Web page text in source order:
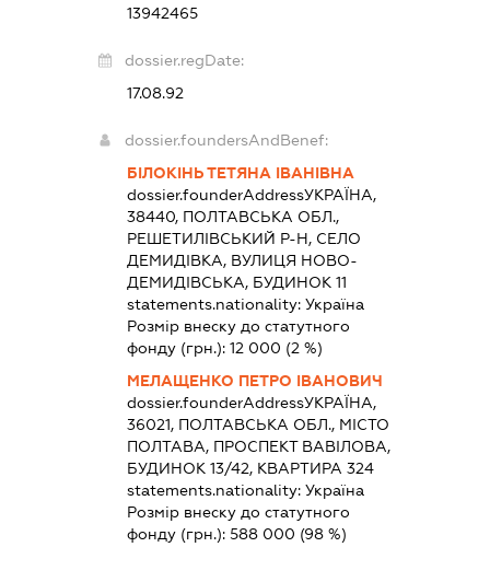
13942465
dossier.regDate:
17.08.92
dossier.foundersAndBenef:
БІЛОКІНЬ ТЕТЯНА ІВАНІВНА
dossier.founderAddressУКРАЇНА,
38440, ПОЛТАВСЬКА ОБЛ.,
РЕШЕТИЛІВСЬКИЙ Р-Н, СЕЛО
ДЕМИДІВКА, ВУЛИЦЯ НОВО-
ДЕМИДІВСЬКА, БУДИНОК 11
statements.nationality:Україна
Розмір внеску до статутного
фонду (грн.):12 000 (2 %)
МЕЛАЩЕНКО ПЕТРО ІВАНОВИЧ
dossier.founderAddressУКРАЇНА,
36021, ПОЛТАВСЬКА ОБЛ., МІСТО
ПОЛТАВА, ПРОСПЕКТ ВАВІЛОВА,
БУДИНОК 13/42, КВАРТИРА 324
statements.nationality:Україна
Розмір внеску до статутного
фонду (грн.):588 000 (98 %)